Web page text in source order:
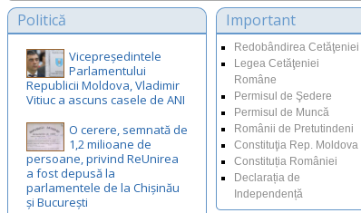
Important
Redobândirea Cetăţeniei
Legea Cetăţeniei
Române
Permisul de Şedere
Permisul de Muncă
Românii de Pretutindeni
Constituţia Rep. Moldova
Constituția României
Declarația de
Independență
Politică
Vicepreședintele
Parlamentului
Republicii Moldova, Vladimir
Vitiuc a ascuns casele de ANI
O cerere, semnată de
1,2 milioane de
persoane, privind ReUnirea
a fost depusă la
parlamentele de la Chișinău
și București